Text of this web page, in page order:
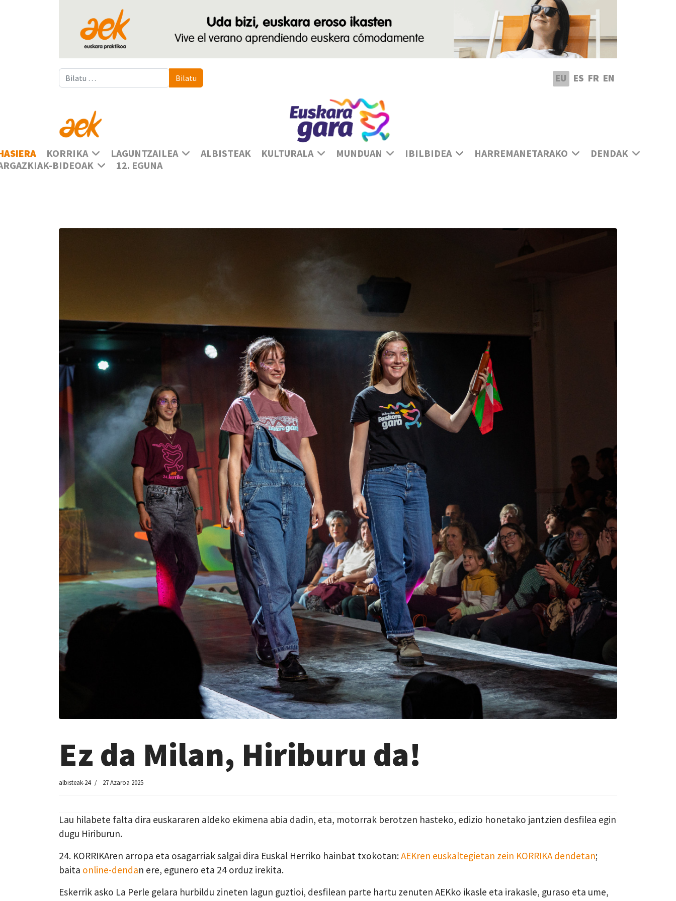
Bilatu Bilatu EU ES FR EN
KORRIKA LAGUNTZAILEA ALBISTEAK KULTURALA MUNDUAN IBILBIDEA HARREMANETARAKO
DENDAK
BIDEOAK
12. EGUNA
Ez da Milan, Hiriburu da!
albisteak-24 27 Azaroa 2025
Lau hilabete falta dira euskararen aldeko ekimena abia dadin, eta, motorrak berotzen hasteko, edizio honetako jantzien desfilea egin
dugu Hiriburun.
24. KORRIKAren arropa eta osagarriak salgai dira Euskal Herriko hainbat txokotan:AEKren euskaltegietan zein KORRIKA dendetan;
baita online-dendan ere, egunero eta 24 orduz irekita.
Eskerrik asko La Perle gelara hurbildu zineten lagun guztioi, desfilean parte hartu zenuten AEKko ikasle eta irakasle, guraso eta ume,